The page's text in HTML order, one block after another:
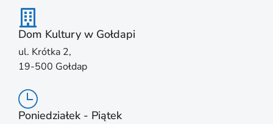
Dom Kultury w Gołdapi
ul. Krótka 2,
19-500 Gołdap
Poniedziałek - Piątek